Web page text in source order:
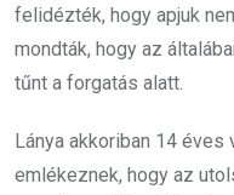
felidézték, hogy apjuk
mondták, hogy az
tűnt a forgatás alatt.
Lánya akkoriban 14
emlékeznek, hogy az